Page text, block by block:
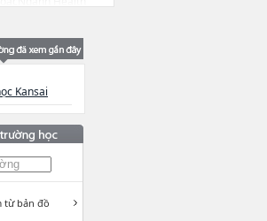
học ngắn hạn,
Kansai
từ bản đồ